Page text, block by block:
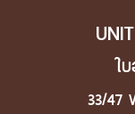
ใ
33/47